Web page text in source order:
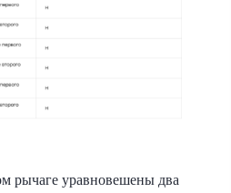
рычаге уравновешены два